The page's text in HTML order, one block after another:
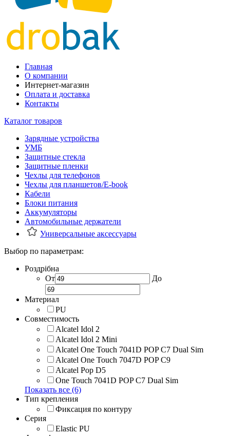
Главная
О компании
Интернет-магазин
Оплата и доставка
Контакты
Каталог товаров
Зарядные устройства
УМБ
Защитные стекла
Защитные пленки
Чехлы для телефонов
Чехлы для планшетов/E-book
Кабели
Блоки питания
Аккумуляторы
Автомобильные держатели
Универсальные аксессуары
Выбор по параметрам:
Роздрібна
От
До
Материал
PU
Совместимость
Alcatel Idol 2
Alcatel Idol 2 Mini
Alcatel One Touch 7041D POP C7 Dual Sim
Alcatel One Touch 7047D POP C9
Alcatel Pop D5
One Touch 7041D POP C7 Dual Sim
Показать все (6)
Тип крепления
Фиксация по контуру
Серия
Elastic PU